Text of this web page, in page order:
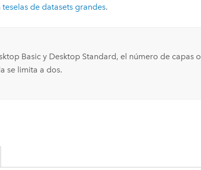
de datasets grandes.
Basicy Desktop Standard, el número de capas o
se limita a dos.